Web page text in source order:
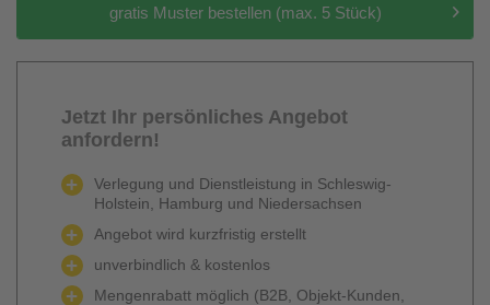
gratis Muster bestellen (max. 5 Stück)
Jetzt Ihr persönliches Angebot
anfordern!
Verlegung und Dienstleistung in Schleswig-
Holstein, Hamburg und Niedersachsen
Angebot wird kurzfristig erstellt
unverbindlich & kostenlos
Mengenrabatt möglich (B2B, Objekt-Kunden,